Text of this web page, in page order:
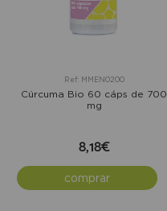
Ref: MMEN0200
Cúrcuma Bio 60 cáps de 700
mg
8,18€
comprar